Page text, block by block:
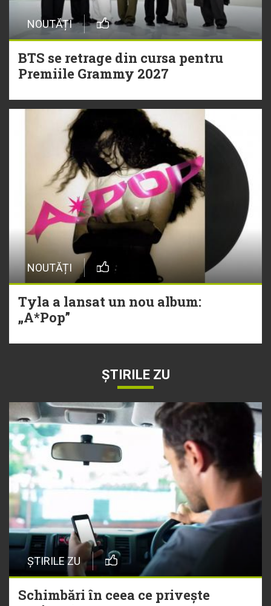
NOUTĂȚI
BTS se retrage din cursa pentru
Premiile Grammy 2027
NOUTĂȚI
Tyla a lansat un nou album:
„A*Pop”
ȘTIRILE ZU
ȘTIRILE ZU
Schimbări în ceea ce privește